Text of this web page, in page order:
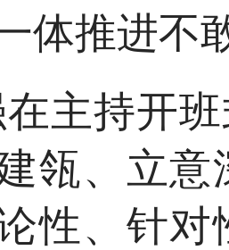
体推进不
主持开
瓴、立
性、针